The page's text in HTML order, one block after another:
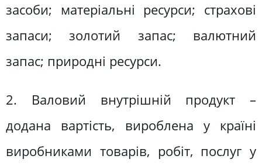
засоби; матеріальні ресурси; страхові
запаси; золотий запас; валютний
запас; природні ресурси.
2. Валовий внутрішній продукт –
додана вартість, вироблена у країні
виробниками товарів, робіт, послуг у